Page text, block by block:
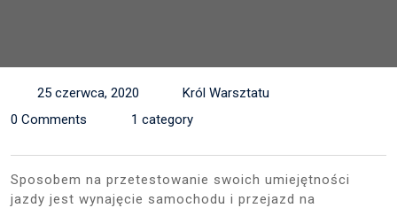
25 czerwca, 2020
Król Warsztatu
0 Comments
1 category
Sposobem na przetestowanie swoich umiejętności
jazdy jest wynajęcie samochodu i przejazd na